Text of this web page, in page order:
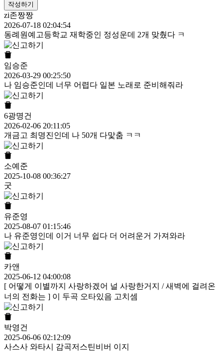
작성하기
zi존짱짱
2026-07-18 02:04:54
동례원예고등학교 재학중인 정성운데 2개 맞췄다 ㅋ
임승준
2026-03-29 00:25:50
나 임승준인데 너무 어렵다 일본 노래로 준비해줘라
6광명건
2026-02-06 20:11:05
개금고 최명진인데 나 50개 다맟춤 ㅋㅋ
소예준
2025-10-08 00:36:27
굿
유준영
2025-08-07 01:15:46
나 유준영인데 이거 너무 쉽다 더 어려운거 가져와라
카앤
2025-06-12 04:00:08
[ 어떻게 이별까지 사랑하겠어 널 사랑한거지 / 새벽에 걸려온
너의 전화는 ] 이 두곡 오타있음 고치셈
박영건
2025-06-06 02:12:09
사스사 와타시 감곡저스틴비버 이지